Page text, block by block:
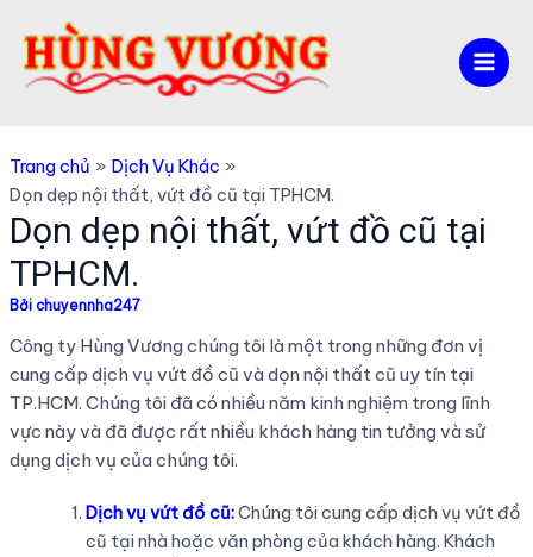
Main
Trang chủ
Dịch Vụ Khác
Dọn dẹp nội thất, vứt đồ cũ tại TPHCM.
Dọn dẹp nội thất, vứt đồ cũ tại
TPHCM.
Bởi chuyennha247
Công ty Hùng Vương chúng tôi là một trong những đơn vị
cung cấp dịch vụ vứt đồ cũ và dọn nội thất cũ uy tín tại
TP.HCM. Chúng tôi đã có nhiều năm kinh nghiệm trong lĩnh
vực này và đã được rất nhiều khách hàng tin tưởng và sử
dụng dịch vụ của chúng tôi.
Dịch vụ vứt đồ cũ:Chúng tôi cung cấp dịch vụ vứt đồ
cũ tại nhà hoặc văn phòng của khách hàng. Khách